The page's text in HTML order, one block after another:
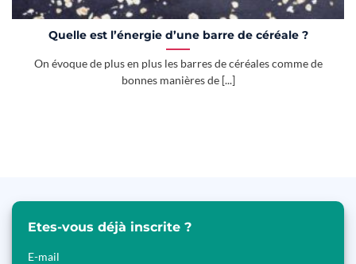
Quelle est l’énergie d’une barre de céréale ?
On évoque de plus en plus les barres de céréales comme de
bonnes manières de [...]
Etes-vous déjà inscrite ?
E-mail